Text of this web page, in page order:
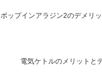
ポップインアラジン2のデメリ
電気ケトルのメリットと